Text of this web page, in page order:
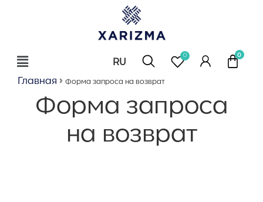
RU
EN 0
Главная » Форма запроса на возврат
Форма запроса
на возврат